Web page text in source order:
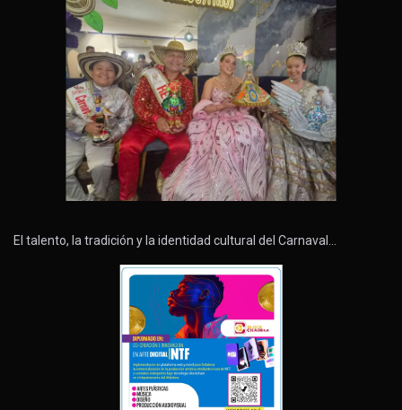
El talento, la tradición y la identidad cultural del Carnaval…